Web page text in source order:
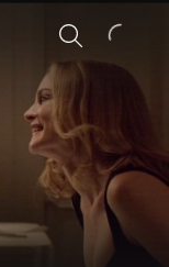
Sök